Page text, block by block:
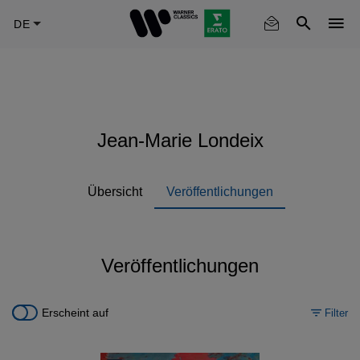
Jean-Marie Londeix
Übersicht Veröffentlichungen
Veröffentlichungen
Erscheint auf Filter